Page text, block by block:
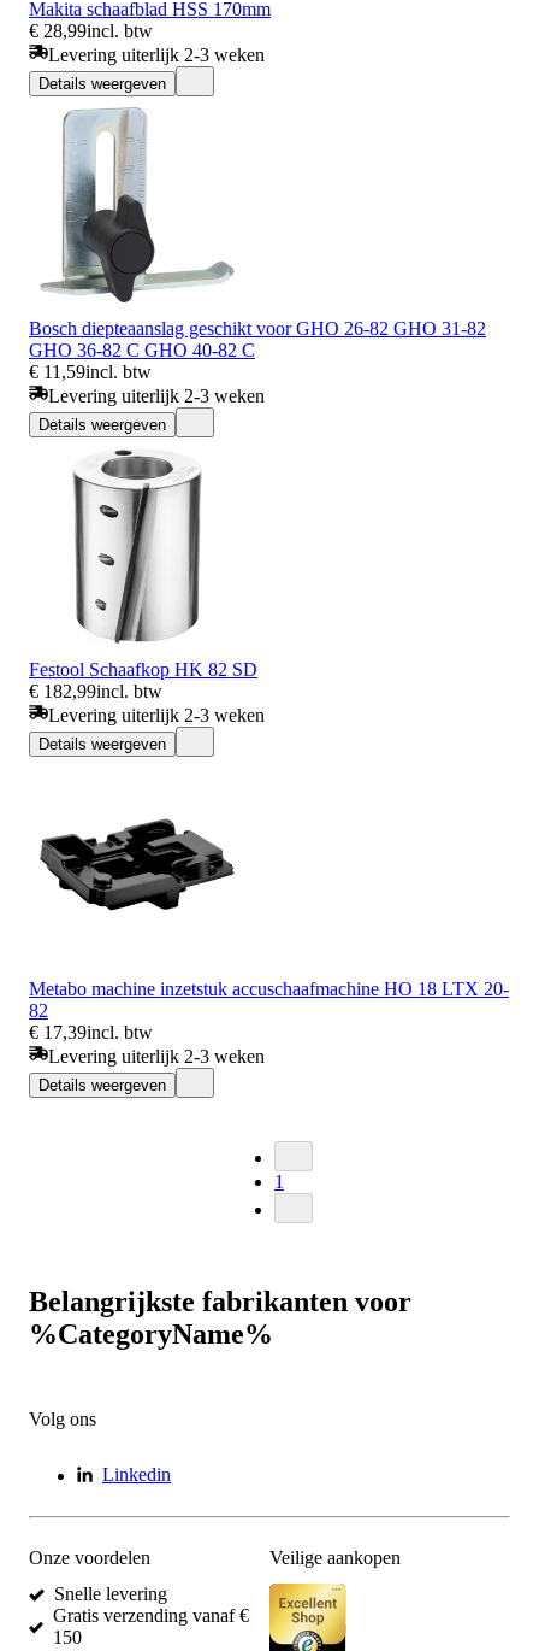
Makita schaafblad HSS 170mm
€ 28,99incl. btw
Levering uiterlijk 2-3 weken
Details weergeven
Bosch diepteaanslag geschikt voor GHO 26-82 GHO 31-82
GHO 36-82 C GHO 40-82 C
€ 11,59incl. btw
Levering uiterlijk 2-3 weken
Details weergeven
Festool Schaafkop HK 82 SD
€ 182,99incl. btw
Levering uiterlijk 2-3 weken
Details weergeven
Metabo machine inzetstuk accuschaafmachine HO 18 LTX 20-
82
€ 17,39incl. btw
Levering uiterlijk 2-3 weken
Details weergeven
1
Belangrijkste fabrikanten voor
%CategoryName%
Volg ons
Linkedin
Onze voordelen
Snelle levering
Gratis verzending vanaf €
150
Veilige aankopen